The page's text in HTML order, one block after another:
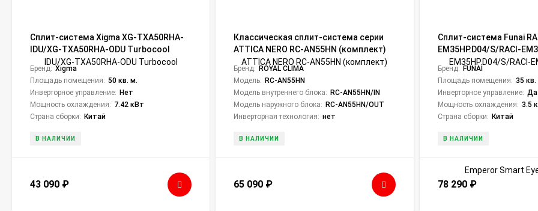
Сплит-система Xigma XG-TXA50RHA-
IDU/XG-TXA50RHA-ODU Turbocool
Бренд: Xigma
Площадь помещения: 50 кв. м.
Инверторное управление: Нет
Мощность охлаждения: 7.42 кВт
Страна сборки: Китай
В НАЛИЧИИ
43 090 ₽
Классическая сплит-система серии
ATTICA NERO RC-AN55HN (комплект)
Бренд: ROYAL CLIMA
Модель: RC-AN55HN
Модель внутреннего блока: RC-AN55HN/IN
Модель наружного блока: RC-AN55HN/OUT
Инверторная технология: нет
В НАЛИЧИИ
65 090 ₽
Сплит-система Funai
EM35HP.D04/S/RACI-
Emperor Smart Eye
Бренд: FUNAI
Площадь помещения: 35 кв.
Инверторное управление: Да
Мощность охлаждения: 3.5
Страна сборки: Китай
В НАЛИЧИИ
78 290 ₽